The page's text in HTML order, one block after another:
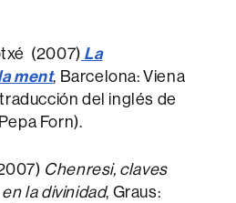
(2007) La
ment, Barcelona: Viena
del inglés de
Forn).
Chenresi, claves
la divinidad, Graus: